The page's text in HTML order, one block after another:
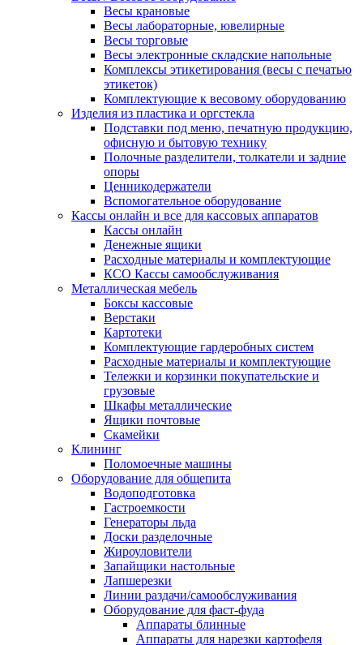
Весы крановые
Весы лабораторные, ювелирные
Весы торговые
Весы электронные складские напольные
Комплексы этикетирования (весы с печатью
этикеток)
Комплектующие к весовому оборудованию
Изделия из пластика и оргстекла
Подставки под меню, печатную продукцию,
офисную и бытовую технику
Полочные разделители, толкатели и задние
опоры
Ценникодержатели
Вспомогательное оборудование
Кассы онлайн и все для кассовых аппаратов
Кассы онлайн
Денежные ящики
Расходные материалы и комплектующие
КСО Кассы самообслуживания
Металлическая мебель
Боксы кассовые
Верстаки
Картотеки
Комплектующие гардеробных систем
Расходные материалы и комплектующие
Тележки и корзинки покупательские и
грузовые
Шкафы металлические
Ящики почтовые
Скамейки
Клининг
Поломоечные машины
Оборудование для общепита
Водоподготовка
Гастроемкости
Генераторы льда
Доски разделочные
Жироуловители
Запайщики настольные
Лапшерезки
Линии раздачи/самообслуживания
Оборудование для фаст-фуда
Аппараты блинные
Аппараты для нарезки картофеля